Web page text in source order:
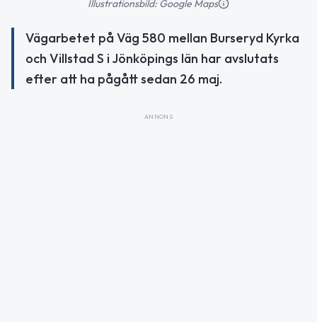
Illustrationsbild: Google Maps
Vägarbetet på Väg 580 mellan Burseryd Kyrka
och Villstad S i Jönköpings län har avslutats
efter att ha pågått sedan 26 maj.
ANNONS